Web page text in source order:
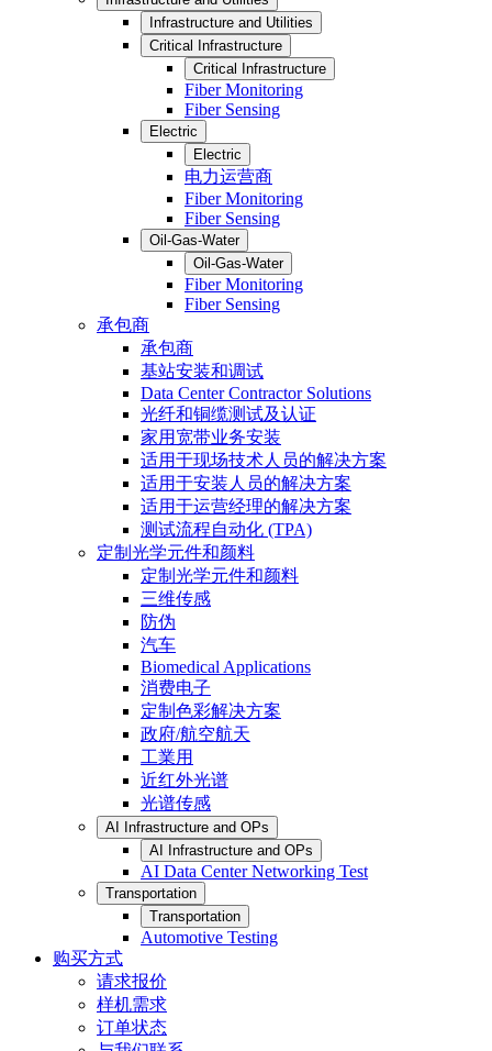
Infrastructure and Utilities
Critical Infrastructure
Critical Infrastructure
Fiber Monitoring
Fiber Sensing
Electric
Electric
电力运营商
Fiber Monitoring
Fiber Sensing
Oil-Gas-Water
Oil-Gas-Water
Fiber Monitoring
Fiber Sensing
承包商
承包商
基站安装和调试
Data Center Contractor Solutions
光纤和铜缆测试及认证
家用宽带业务安装
适用于现场技术人员的解决方案
适用于安装人员的解决方案
适用于运营经理的解决方案
测试流程自动化 (TPA)
定制光学元件和颜料
定制光学元件和颜料
三维传感
防伪
汽车
Biomedical Applications
消费电子
定制色彩解决方案
政府/航空航天
工業用
近红外光谱
光谱传感
AI Infrastructure and OPs
AI Infrastructure and OPs
AI Data Center Networking Test
Transportation
Transportation
Automotive Testing
购买方式
请求报价
样机需求
订单状态